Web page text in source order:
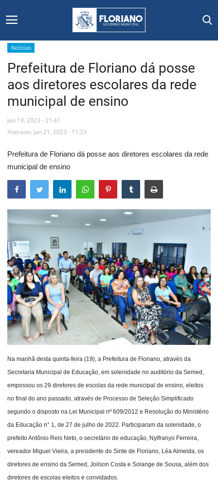
Início
Editais
Floriano
Mural de Licitações
Notícias
Vídeos
Webmail
Contato
Notícias
Prefeitura de Floriano dá posse
aos diretores escolares da rede
municipal de ensino
Jan 19, 2023 - 21:41
Alterado: Jan 21, 2023 - 11:23
Prefeitura de Floriano dá posse aos diretores escolares da rede
municipal de ensino
Na manhã desta quinta-feira (19), a Prefeitura de Floriano, através da
Secretaria Municipal de Educação, em solenidade no auditório da Semed,
empossou os 29 diretores de escolas da rede municipal de ensino, eleitos
no final do ano passado, através de Processo de Seleção Simplificado
segundo o disposto na Lei Municipal nº 609/2012 e Resolução do Ministério
da Educação n° 1, de 27 de julho de 2022. Participaram da solenidade, o
prefeito Antônio Reis Neto, o secretário de educação, Nylfranyo Ferreira,
vereador Miguel Vieira, a presidente do Sinte de Floriano, Léa Almeida, os
diretores de ensino da Semed, Joilson Costa e Solange de Sousa, além dos
diretores de escolas eleitos e convidados.